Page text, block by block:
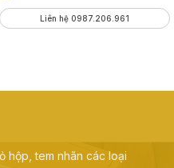
Liên hệ 0987.206.961
hộp, tem nhãn các loại